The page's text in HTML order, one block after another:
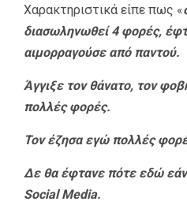
Χαρακτηριστικά είπε πως «
διασωληνωθεί 4 φορές,
αιμορραγούσε από παντού.
Άγγιξε τον θάνατο, τον
πολλές φορές.
Τον έζησα εγώ πολλές
Δε θα έφτανε πότε εδώ
Social Media.